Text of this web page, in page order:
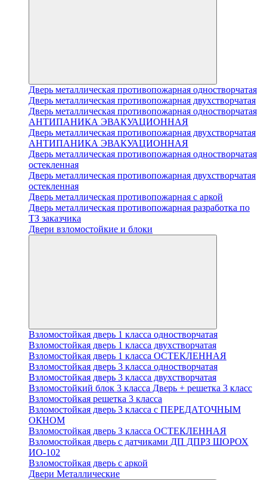
Дверь металлическая противопожарная одностворчатая
Дверь металлическая противопожарная двухстворчатая
Дверь металлическая противопожарная одностворчатая
АНТИПАНИКА ЭВАКУАЦИОННАЯ
Дверь металлическая противопожарная двухстворчатая
АНТИПАНИКА ЭВАКУАЦИОННАЯ
Дверь металлическая противопожарная одностворчатая
остекленная
Дверь металлическая противопожарная двухстворчатая
остекленная
Дверь металлическая противопожарная с аркой
Дверь металлическая противопожарная разработка по
ТЗ заказчика
Двери взломостойкие и блоки
Взломостойкая дверь 1 класса одностворчатая
Взломостойкая дверь 1 класса двухстворчатая
Взломостойкая дверь 1 класса ОСТЕКЛЕННАЯ
Взломостойкая дверь 3 класса одностворчатая
Взломостойкая дверь 3 класса двухстворчатая
Взломостойкий блок 3 класса Дверь + решетка 3 класс
Взломостойкая решетка 3 класса
Взломостойкая дверь 3 класса с ПЕРЕДАТОЧНЫМ
ОКНОМ
Взломостойкая дверь 3 класса ОСТЕКЛЕННАЯ
Взломостойкая дверь с датчиками ДП ДПРЗ ШОРОХ
ИО-102
Взломостойкая дверь с аркой
Двери Металлические